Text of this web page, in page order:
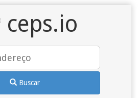
ceps.io
Buscar